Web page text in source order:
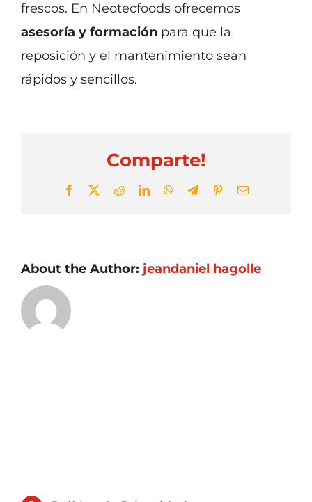
frescos. En Neotecfoods ofrecemos
asesoría y formación para que la
reposición y el mantenimiento sean
rápidos y sencillos.
Comparte!
Facebook RedditLinkedInWhatsApp
TelegramPinterestEmail
About the Author: jeandaniel hagolle